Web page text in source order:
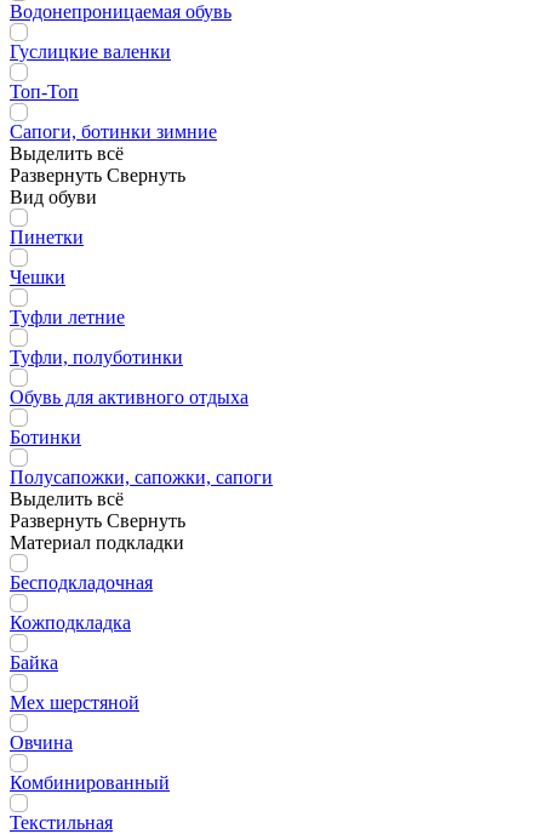
Водонепроницаемая обувь
Гуслицкие валенки
Топ-Топ
Сапоги, ботинки зимние
Выделить всё
Развернуть Свернуть
Вид обуви
Пинетки
Чешки
Туфли летние
Туфли, полуботинки
Обувь для активного отдыха
Ботинки
Полусапожки, сапожки, сапоги
Выделить всё
Развернуть Свернуть
Материал подкладки
Бесподкладочная
Кожподкладка
Байка
Мех шерстяной
Овчина
Комбинированный
Текстильная